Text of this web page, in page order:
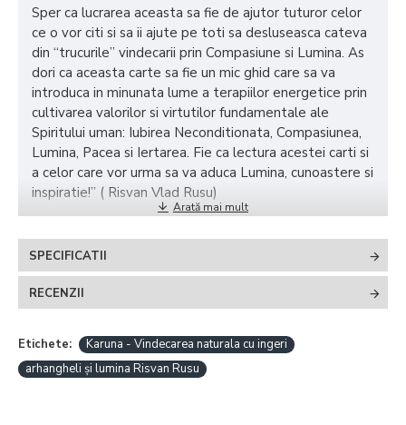
Sper ca lucrarea aceasta sa fie de ajutor tuturor celor
ce o vor citi si sa ii ajute pe toti sa desluseasca cateva
din “trucurile” vindecarii prin Compasiune si Lumina. As
dori ca aceasta carte sa fie un mic ghid care sa va
introduca in minunata lume a terapiilor energetice prin
cultivarea valorilor si virtutilor fundamentale ale
Spiritului uman: Iubirea Neconditionata, Compasiunea,
Lumina, Pacea si Iertarea. Fie ca lectura acestei carti si
a celor care vor urma sa va aduca Lumina, cunoastere si
inspiratie!” ( Risvan Vlad Rusu)
SPECIFICATII
RECENZII
Etichete:
Karuna - Vindecarea naturala cu ingeri
arhangheli și lumina Risvan Rusu